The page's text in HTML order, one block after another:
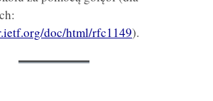
doc/html/rfc1149).